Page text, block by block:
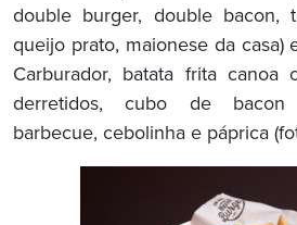
double burger, double bacon,
queijo prato, maionese da casa)
Carburador, batata frita
derretidos, cubo de bacon
barbecue, cebolinha e páprica